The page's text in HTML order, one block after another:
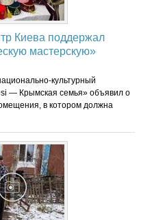
Киева поддержал
мастерскую»
культурный
— Крымская семья» объявил о
в котором должна